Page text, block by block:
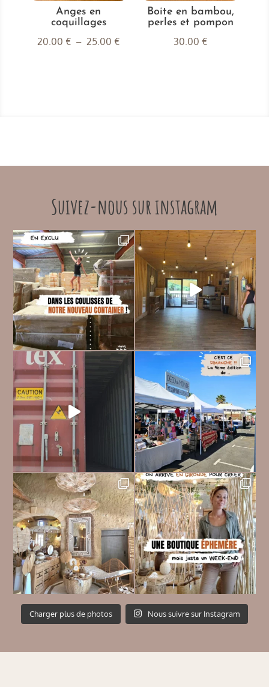
Anges en
coquillages
20.00 € – 25.00 €Plage
Boite en bambou,
perles et pompon
30.00 €
Suivez-nous sur instagram
Charger plus de photos Nous suivre sur Instagram